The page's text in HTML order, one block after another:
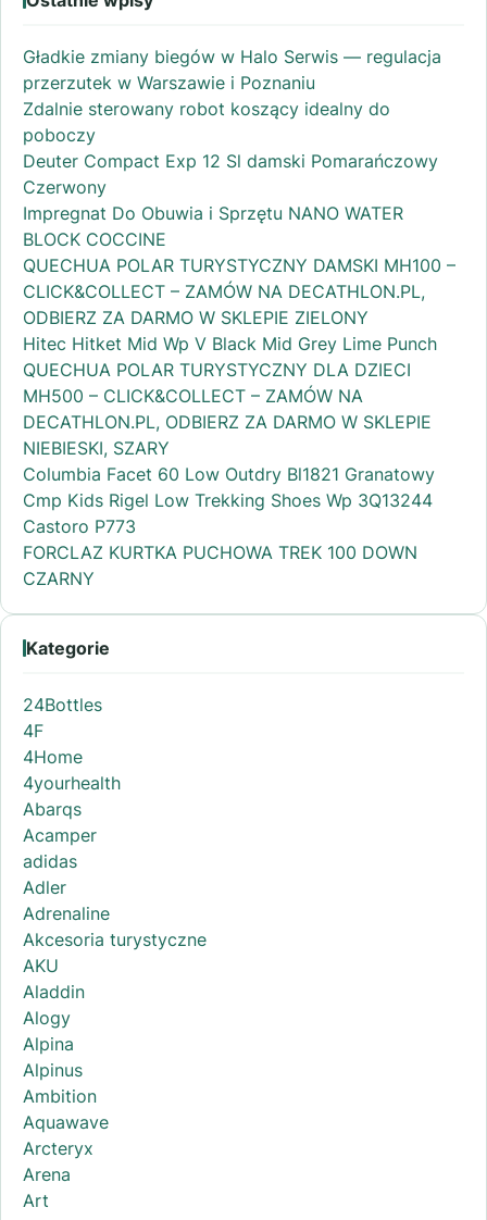
Gładkie zmiany biegów w Halo Serwis — regulacja
przerzutek w Warszawie i Poznaniu
Zdalnie sterowany robot koszący idealny do
poboczy
Deuter Compact Exp 12 Sl damski Pomarańczowy
Czerwony
Impregnat Do Obuwia i Sprzętu NANO WATER
BLOCK COCCINE
QUECHUA POLAR TURYSTYCZNY DAMSKI MH100 –
CLICK&COLLECT – ZAMÓW NA DECATHLON.PL,
ODBIERZ ZA DARMO W SKLEPIE ZIELONY
Hitec Hitket Mid Wp V Black Mid Grey Lime Punch
QUECHUA POLAR TURYSTYCZNY DLA DZIECI
MH500 – CLICK&COLLECT – ZAMÓW NA
DECATHLON.PL, ODBIERZ ZA DARMO W SKLEPIE
NIEBIESKI, SZARY
Columbia Facet 60 Low Outdry Bl1821 Granatowy
Cmp Kids Rigel Low Trekking Shoes Wp 3Q13244
Castoro P773
FORCLAZ KURTKA PUCHOWA TREK 100 DOWN
CZARNY
Kategorie
24Bottles
4F
4Home
4yourhealth
Abarqs
Acamper
adidas
Adler
Adrenaline
Akcesoria turystyczne
AKU
Aladdin
Alogy
Alpina
Alpinus
Ambition
Aquawave
Arcteryx
Arena
Art